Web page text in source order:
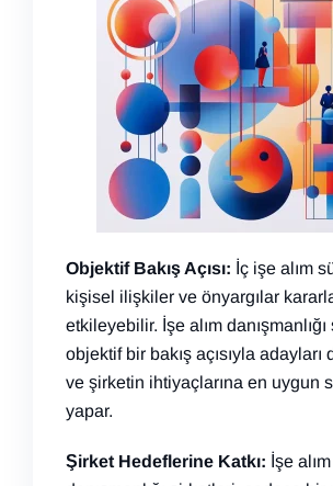
Objektif Bakış Açısı: İç işe alım
kişisel ilişkiler ve önyargılar
etkileyebilir. İşe alım
objektif bir bakış açısıyla
ve şirketin ihtiyaçlarına en uygun
yapar.
Şirket Hedeflerine Katkı: İşe alım